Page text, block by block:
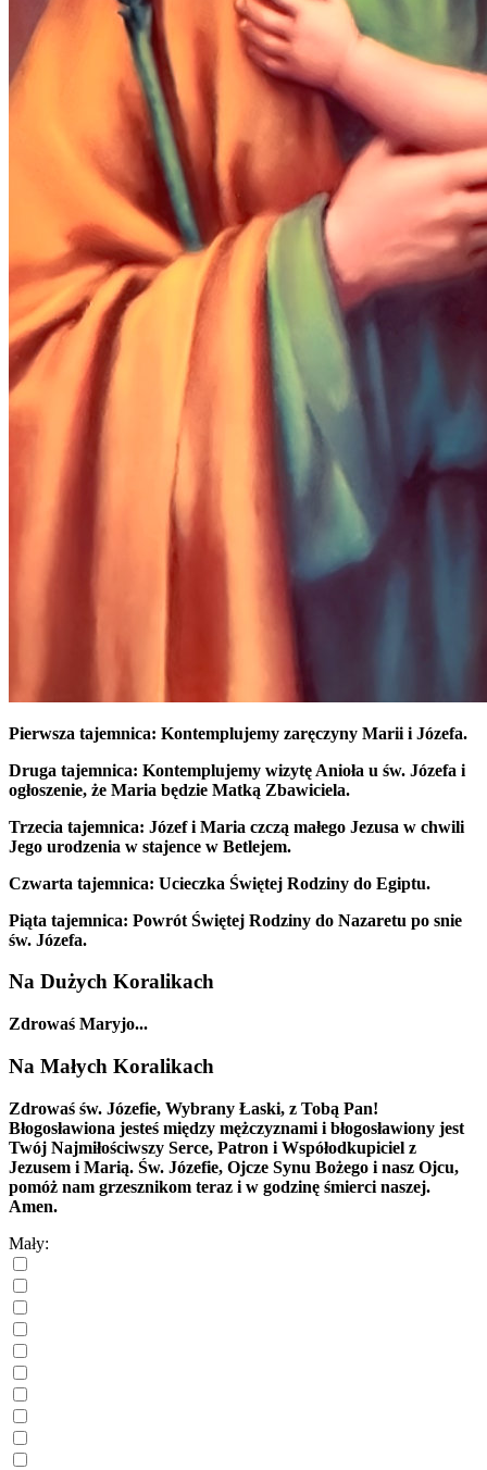
Pierwsza tajemnica: Kontemplujemy zaręczyny Marii i Józefa.
Druga tajemnica: Kontemplujemy wizytę Anioła u św. Józefa i
ogłoszenie, że Maria będzie Matką Zbawiciela.
Trzecia tajemnica: Józef i Maria czczą małego Jezusa w chwili
Jego urodzenia w stajence w Betlejem.
Czwarta tajemnica: Ucieczka Świętej Rodziny do Egiptu.
Piąta tajemnica: Powrót Świętej Rodziny do Nazaretu po snie
św. Józefa.
Na Dużych Koralikach
Zdrowaś Maryjo...
Na Małych Koralikach
Zdrowaś św. Józefie, Wybrany Łaski, z Tobą Pan!
Błogosławiona jesteś między mężczyznami i błogosławiony jest
Twój Najmiłościwszy Serce, Patron i Współodkupiciel z
Jezusem i Marią. Św. Józefie, Ojcze Synu Bożego i nasz Ojcu,
pomóż nam grzesznikom teraz i w godzinę śmierci naszej.
Amen.
Mały: